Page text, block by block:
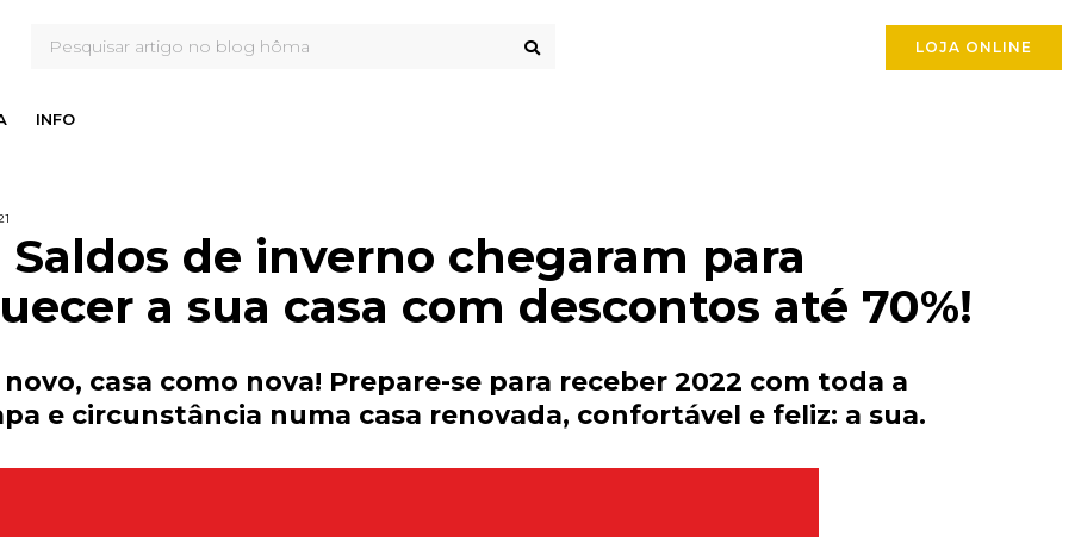
LOJA ONLINE
INFO
Saldos de inverno chegaram para
a sua casa com descontos até 70%!
casa como nova! Prepare-se para receber 2022 com toda a
e circunstância numa casa renovada, confortável e feliz: a sua.